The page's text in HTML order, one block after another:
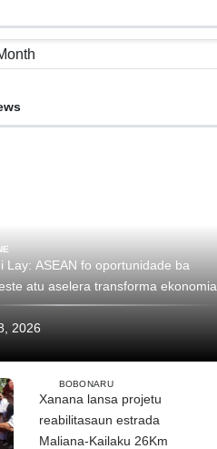
Lay: ASEAN fo oportunidade ba
atu aselera transforma ekonomia
2026
BOBONARU
Xanana lansa projetu
reabilitasaun estrada
Maliana-Kailaku 26Km